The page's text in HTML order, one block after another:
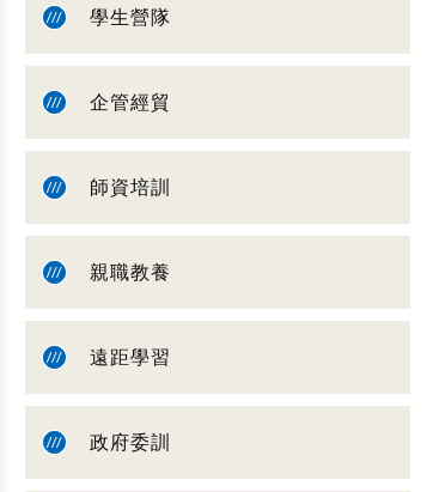
學生營隊
企管經貿
師資培訓
親職教養
遠距學習
政府委訓